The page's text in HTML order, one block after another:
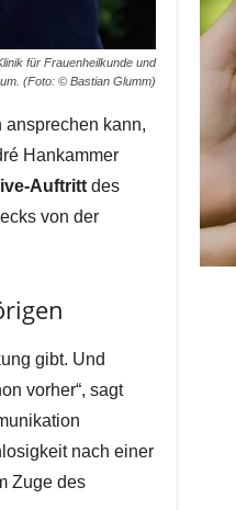
für Frauenheilkunde und
(Foto: © Bastian Glumm)
ansprechen kann,
Hankammer
Auftrittdes
von der
gibt. Und
vorher“, sagt
nach einer
Zuge des